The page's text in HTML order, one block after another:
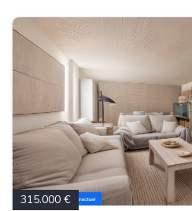
315.000 €